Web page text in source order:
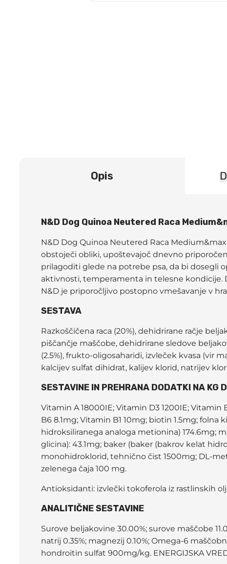
Opis
N&D Dog Quinoa Neutered Raca
N&D Dog Quinoa Neutered Raca
obstoječi obliki, upoštevajoč dnevno
prilagoditi glede na potrebe psa, da bi dosegli
aktivnosti, temperamenta in telesne kondicije.
N&D je priporočljivo postopno vmešavanje v
SESTAVA
Razkoščičena raca (20%), dehidrirane račje
piščančje maščobe, dehidrirane sledove
(2.5%), frukto-oligosaharidi, izvleček kvasa (vir
kalcijev sulfat dihidrat, kalijev klorid, natrijev
SESTAVINE IN PREHRANA DODATKI NA
Vitamin A 18000IE; Vitamin D3 1200IE;
B6 8.1mg; Vitamin B1 10mg; biotin 1.5mg;
hidroksiliranega analoga metionina) 174.6mg;
glicina): 43.1mg; baker (baker (bakrov kelat
monohidroklorid, tehnično čist 1500mg; DL-
zelenega čaja 100 mg.
Antioksidanti: izvlečki tokoferola iz rastlinskih
ANALITIČNE SESTAVINE
Surove beljakovine 30.00%; surove maščobe
natrij 0.35%; magnezij 0.10%; Omega-6
hondroitin sulfat 900mg/kg. ENERGIJSKA